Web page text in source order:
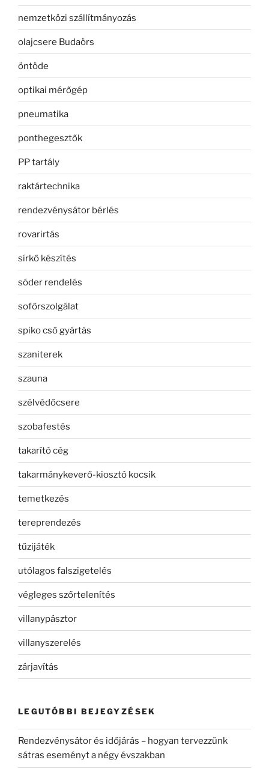
nemzetközi szállítmányozás
olajcsere Budaörs
öntöde
optikai mérőgép
pneumatika
ponthegesztők
PP tartály
raktártechnika
rendezvénysátor bérlés
rovarirtás
sírkő készítés
sóder rendelés
sofőrszolgálat
spiko cső gyártás
szaniterek
szauna
szélvédőcsere
szobafestés
takarító cég
takarmánykeverő-kiosztó kocsik
temetkezés
tereprendezés
tűzijáték
utólagos falszigetelés
végleges szőrtelenítés
villanypásztor
villanyszerelés
zárjavítás
LEGUTÓBBI BEJEGYZÉSEK
Rendezvénysátor és időjárás – hogyan tervezzünk
sátras eseményt a négy évszakban